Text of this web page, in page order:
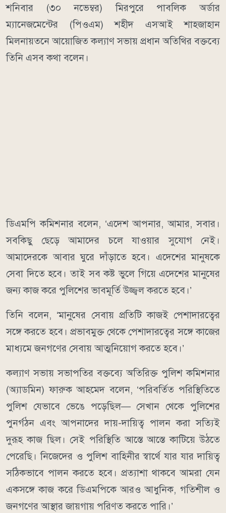
শনিবার (৩০ নভেম্বর) মিরপুরে পাবলিক অর্ডার
ম্যানেজমেন্টের (পিওএম) শহীদ এসআই শাহজাহান
মিলনায়তনে আয়োজিত কল্যাণ সভায় প্রধান অতিথির বক্তব্যে
তিনি এসব কথা বলেন।
ডিএমপি কমিশনার বলেন, ‘এদেশ আপনার, আমার, সবার।
সবকিছু ছেড়ে আমাদের চলে যাওয়ার সুযোগ নেই।
আমাদেরকে আবার ঘুরে দাঁড়াতে হবে। এদেশের মানুষকে
সেবা দিতে হবে। তাই সব কষ্ট ভুলে গিয়ে এদেশের মানুষের
জন্য কাজ করে পুলিশের ভাবমূর্তি উজ্জ্বল করতে হবে।’
তিনি বলেন, ‘মানুষের সেবায় প্রতিটি কাজই পেশাদারত্বের
সঙ্গে করতে হবে। প্রভাবমুক্ত থেকে পেশাদারত্বের সঙ্গে কাজের
মাধ্যমে জনগণের সেবায় আত্মনিয়োগ করতে হবে।’
কল্যাণ সভায় সভাপতির বক্তব্যে অতিরিক্ত পুলিশ কমিশনার
(অ্যাডমিন) ফারুক আহমেদ বলেন, ‘পরিবর্তিত পরিস্থিতিতে
পুলিশ যেভাবে ভেঙে পড়েছিল— সেখান থেকে পুলিশের
পুনর্গঠন এবং আপনাদের দায়-দায়িত্ব পালন করা সত্যিই
দুরূহ কাজ ছিল। সেই পরিস্থিতি আস্তে আস্তে কাটিয়ে উঠতে
পেরেছি। নিজেদের ও পুলিশ বাহিনীর স্বার্থে যার যার দায়িত্ব
সঠিকভাবে পালন করতে হবে। প্রত্যাশা থাকবে আমরা যেন
একসঙ্গে কাজ করে ডিএমপিকে আরও আধুনিক, গতিশীল ও
জনগণের আস্থার জায়গায় পরিণত করতে পারি।’